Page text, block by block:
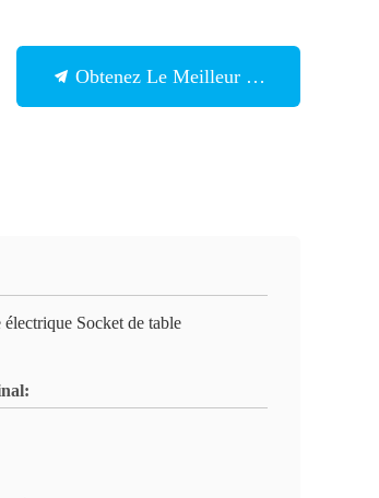
Obtenez Le Meilleur Prix
électrique Socket de table